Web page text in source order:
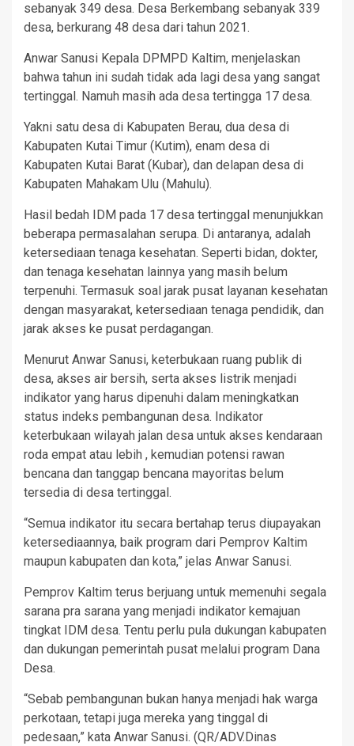
sebanyak 349 desa. Desa Berkembang sebanyak 339
desa, berkurang 48 desa dari tahun 2021.
Anwar Sanusi Kepala DPMPD Kaltim, menjelaskan
bahwa tahun ini sudah tidak ada lagi desa yang sangat
tertinggal. Namuh masih ada desa tertingga 17 desa.
Yakni satu desa di Kabupaten Berau, dua desa di
Kabupaten Kutai Timur (Kutim), enam desa di
Kabupaten Kutai Barat (Kubar), dan delapan desa di
Kabupaten Mahakam Ulu (Mahulu).
Hasil bedah IDM pada 17 desa tertinggal menunjukkan
beberapa permasalahan serupa. Di antaranya, adalah
ketersediaan tenaga kesehatan. Seperti bidan, dokter,
dan tenaga kesehatan lainnya yang masih belum
terpenuhi. Termasuk soal jarak pusat layanan kesehatan
dengan masyarakat, ketersediaan tenaga pendidik, dan
jarak akses ke pusat perdagangan.
Menurut Anwar Sanusi, keterbukaan ruang publik di
desa, akses air bersih, serta akses listrik menjadi
indikator yang harus dipenuhi dalam meningkatkan
status indeks pembangunan desa. Indikator
keterbukaan wilayah jalan desa untuk akses kendaraan
roda empat atau lebih , kemudian potensi rawan
bencana dan tanggap bencana mayoritas belum
tersedia di desa tertinggal.
“Semua indikator itu secara bertahap terus diupayakan
ketersediaannya, baik program dari Pemprov Kaltim
maupun kabupaten dan kota,” jelas Anwar Sanusi.
Pemprov Kaltim terus berjuang untuk memenuhi segala
sarana pra sarana yang menjadi indikator kemajuan
tingkat IDM desa. Tentu perlu pula dukungan kabupaten
dan dukungan pemerintah pusat melalui program Dana
Desa.
“Sebab pembangunan bukan hanya menjadi hak warga
perkotaan, tetapi juga mereka yang tinggal di
pedesaan,” kata Anwar Sanusi. (QR/ADV.Dinas